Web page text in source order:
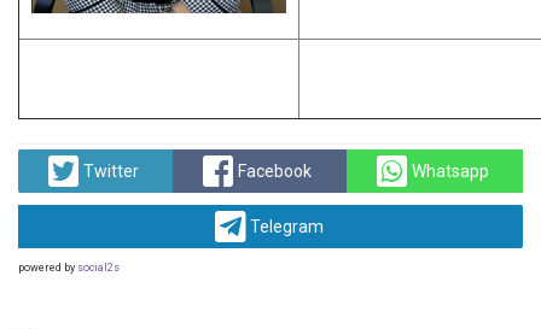
Twitter Facebook Whatsapp
Telegram
powered by social2s